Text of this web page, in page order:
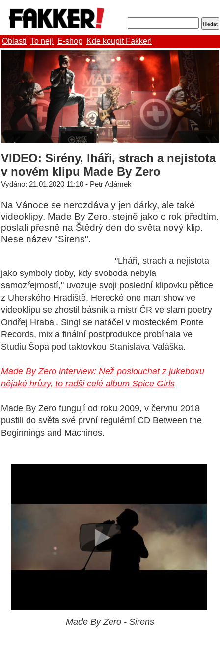
Oblasti To nej! E-shop Kde koupit Fakker!
VIDEO: Sirény, lháři, strach a nejistota
v novém klipu Made By Zero
Vydáno: 21.01.2020 11:10 - Petr Adámek
Na Vánoce se nerozdávaly jen dárky, ale také
videoklipy. Made By Zero, stejně jako o rok předtím,
poslali přesně na Štědrý den do světa nový klip.
Nese název "Sirens".
"Lháři, strach a nejistota
jako symboly doby, kdy svoboda nebyla
samozřejmostí," uvozuje svoji poslední klipovku pětice
z Uherského Hradiště. Herecké one man show ve
videoklipu se zhostil básník a mistr ČR ve slam poetry
Ondřej Hrabal. Singl se natáčel v mosteckém Ponte
Records, mix a finální postprodukce probíhala ve
Studiu Šopa pod taktovkou Stanislava Valáška.
Made By Zero interview: Než poslouchat z jukeboxu
nějaké hrůzy, to radši celé album Spice Girls
Made By Zero fungují od roku 2009, v červnu 2018
pustili do světa své první regulérní CD Between the
Beginnings and Machines.
Made By Zero - Sirens